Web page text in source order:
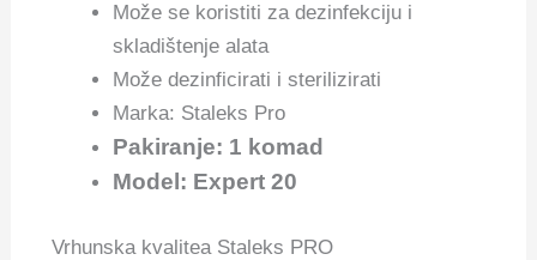
Može se koristiti za dezinfekciju i
skladištenje alata
Može dezinficirati i sterilizirati
Marka: Staleks Pro
Pakiranje: 1 komad
Model: Expert 20
Vrhunska kvalitea Staleks PRO